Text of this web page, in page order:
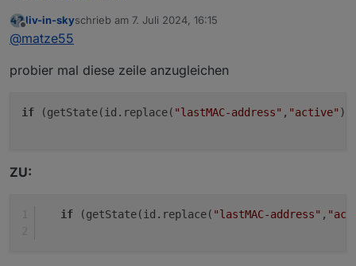
ich frage mich gerade ob bei diesem Code abschnitt:
da wird ja der Name aus dem Adapter herausgefiltert,
und grün für Online den Namen einfärben kann.
Offline
liv-in-skyschrieb am 7. Juli 2024, 16:15
zuletzt editiert von
@matze55
probier mal diese zeile anzugleichen
if (getState(id.replace( "lastMAC-address" , "active"
ZU:
if (getState(id.replace( "lastMAC-address" ,